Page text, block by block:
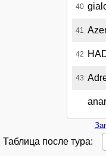
40
41
42
43
Таблица после тура: